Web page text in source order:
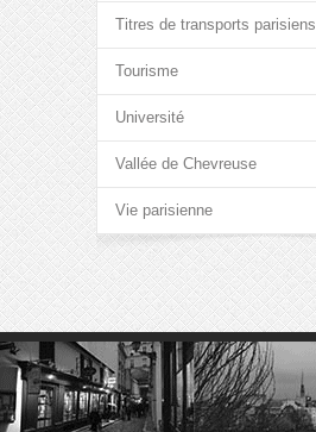
Titres de transports parisiens
Tourisme
Université
Vallée de Chevreuse
Vie parisienne